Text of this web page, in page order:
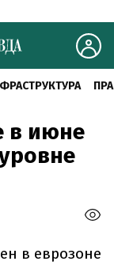
в июне
в еврозоне